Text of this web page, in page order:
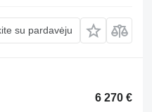
su pardavėju
6 270 €